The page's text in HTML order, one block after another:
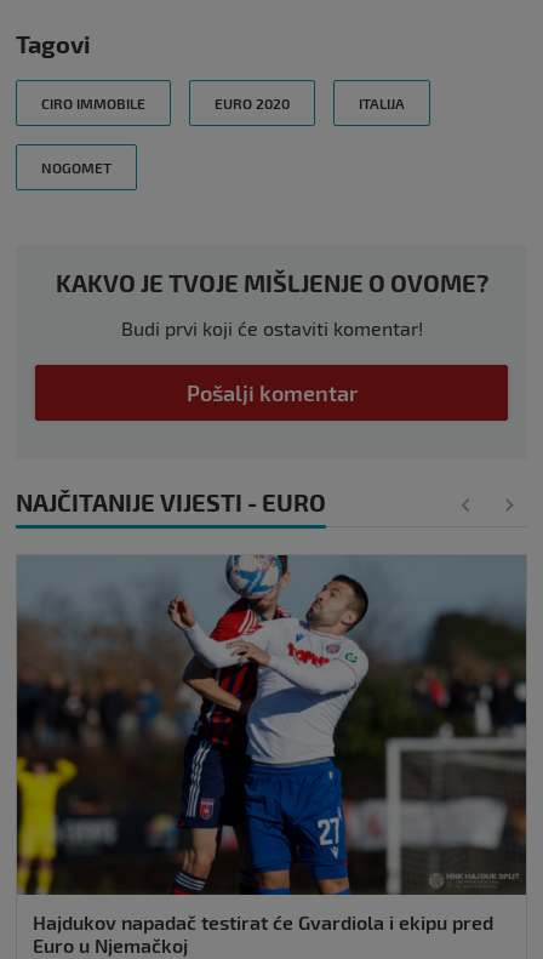
#5200)
Tagovi
CIRO IMMOBILE EURO 2020 ITALIJA
NOGOMET
KAKVO JE TVOJE MIŠLJENJE O OVOME?
Budi prvi koji će ostaviti komentar!
Pošalji komentar
NAJČITANIJE VIJESTI - EURO
Hajdukov napadač testirat će Gvardiola i ekipu pred
Euro u Njemačkoj